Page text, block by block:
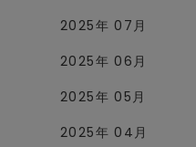
2025年 07月
2025年 06月
2025年 05月
2025年 04月